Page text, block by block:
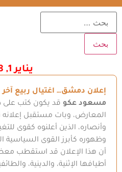
يناير 1, 2008
إعلان دمشق… اغتيال ربيع آخر
مسعود عكو قد يكون كتب
المعارض، وبات مستقبل إعلانه
وأنصاره، الذين أعلنوه كقوى
وظهوره كأبرز القوى السياسية
أن هذا الإعلان قد استقطب
أطيافها الإثنية، والدينية،